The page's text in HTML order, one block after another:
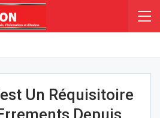
Un Réquisitoire
Depuis